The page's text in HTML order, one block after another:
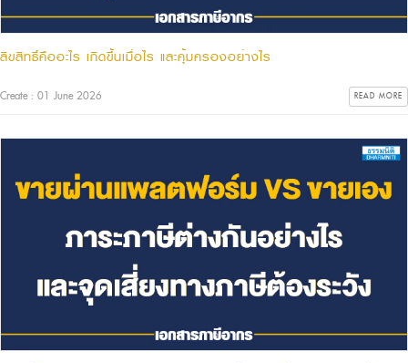
ลิขสิทธิ์คืออะไร เกิดขึ้นเมื่อไร และคุ้มครองอย่างไร
Create : 01 June 2026 READ MORE